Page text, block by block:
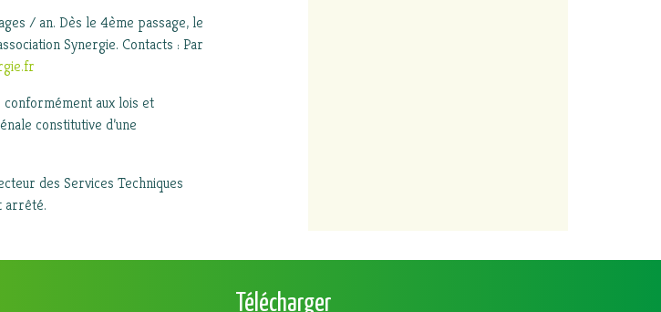
/ an. Dès le 4ème passage, le
Synergie. Contacts : Par
aux lois et
constitutive d’une
des Services Techniques
arrêté.
Télécharger